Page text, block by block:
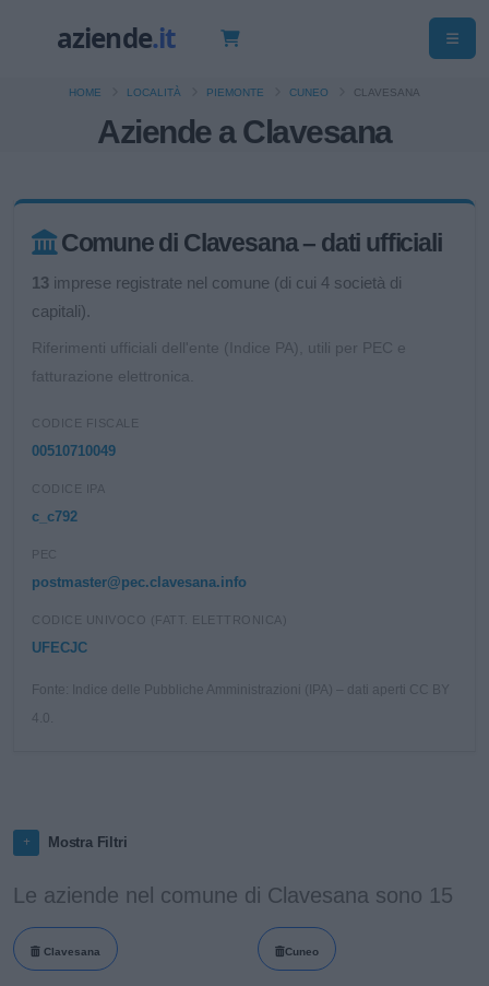
Aziende a Clavesana
HOME LOCALITÀ PIEMONTE CUNEO CLAVESANA
Comune di Clavesana – dati ufficiali
13 imprese registrate nel comune (di cui 4 società di
capitali).
Riferimenti ufficiali dell'ente (Indice PA), utili per PEC e
fatturazione elettronica.
CODICE FISCALE
00510710049
CODICE IPA
c_c792
PEC
postmaster@pec.clavesana.info
CODICE UNIVOCO (FATT. ELETTRONICA)
UFECJC
Fonte: Indice delle Pubbliche Amministrazioni (IPA) – dati aperti CC BY
Mostra Filtri
Le aziende nel comune di Clavesana sono 15
Clavesana Cuneo